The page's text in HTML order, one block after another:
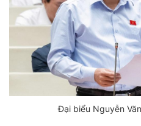
Đại biểu Nguyễn